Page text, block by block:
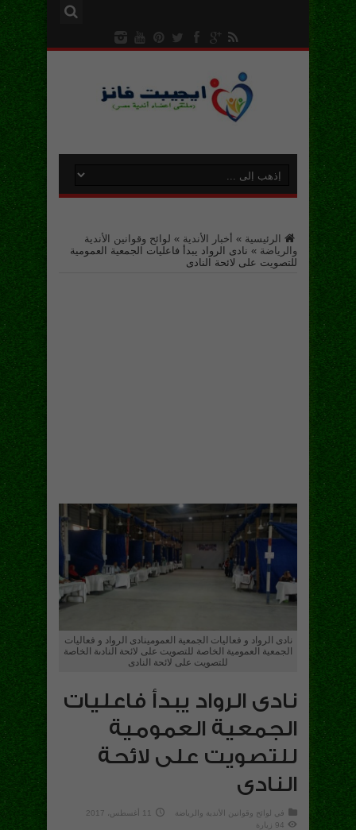
الرئيسية » أخبار الأندية » لوائح وقوانين الأندية
والرياضة » نادى الرواد يبدأ فاعليات الجمعية العمومية
للتصويت على لائحة النادى
نادى الرواد و فعاليات الجمعية العمومينادى الرواد و فعاليات
الجمعية العمومية الخاصة للتصويت على لائحة النادىة الخاصة
للتصويت على لائحة النادى
نادى الرواد يبدأ فاعليات
الجمعية العمومية
للتصويت على لائحة
النادى
في لوائح وقوانين الأندية والرياضة
11 أغسطس، 2017
94 زيارة